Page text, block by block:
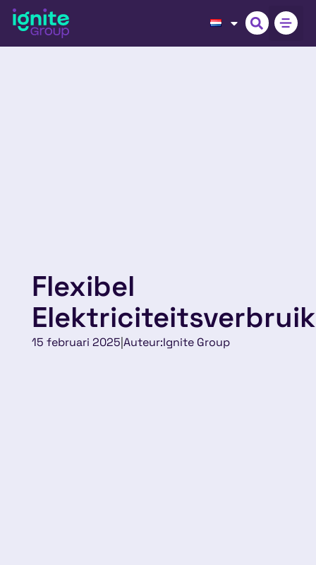
Flexibel
Elektriciteitsverbruik
15 februari 2025|Auteur:Ignite Group